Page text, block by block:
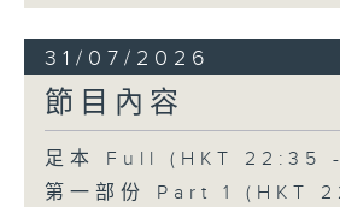
31/07/2026
節目內容
足本 Full (HKT 22:35
第一部份 Part 1 (HKT